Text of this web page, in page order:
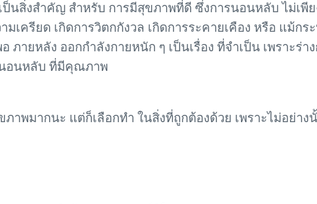
นสิ่งสำคัญ สำหรับ การมีสุขภาพที่ดี ซึ่งการนอนหลับ ไม่เพีย
เครียด เกิดการวิตกกังวล เกิดการระคายเคือง หรือ แม้กร
ภายหลัง ออกกำลังกายหนัก ๆ เป็นเรื่อง ที่จำเป็น เพราะร่า
นอนหลับ ที่มีคุณภาพ
าพมากนะ แต่ก็เลือกทำ ในสิ่งที่ถูกต้องด้วย เพราะไม่อย่าง